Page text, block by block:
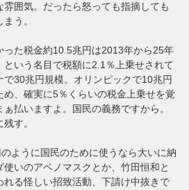
囲気。だったら怒っても指摘しても
う。
った税金約10.5兆円は2013年から25年
という名目で税額に2.1％上乗せされて
30兆円規模。オリンピックで10兆円
、確実に5％くらいの税金上乗せを覚
払いますよ。国民の義務ですから。
す。
ように国民のために使うなら大いに納
いのアベノマスクとか、竹田恒和と
れる怪しい招致活動、下請け中抜きで